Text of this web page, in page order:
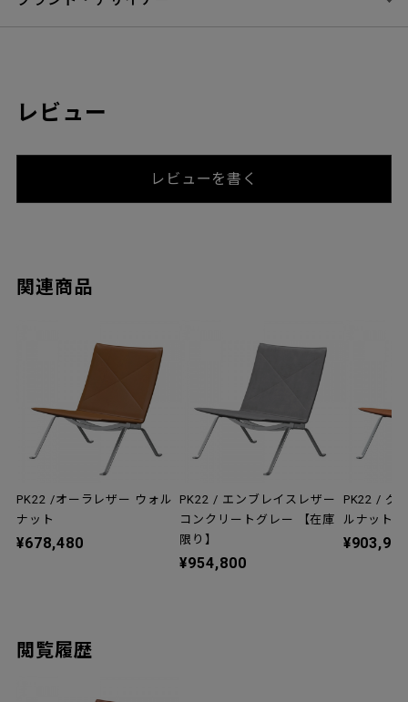
レビュー
レビューを書く
関連商品
PK22 /オーラレザー ウォル
ナット
¥678,480
PK22 / エンブレイスレザー
コンクリートグレー 【在庫
限り】
¥954,800
PK22 / グ
ルナット
閲覧履歴